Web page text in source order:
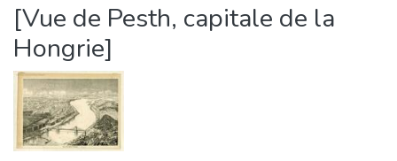
Statistics
About us
[Vue de Pesth, capitale de la
Hongrie]